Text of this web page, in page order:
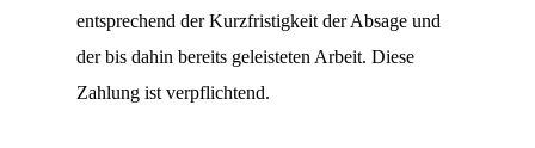
entsprechend der Kurzfristigkeit der Absage und
der bis dahin bereits geleisteten Arbeit. Diese
Zahlung ist verpflichtend.